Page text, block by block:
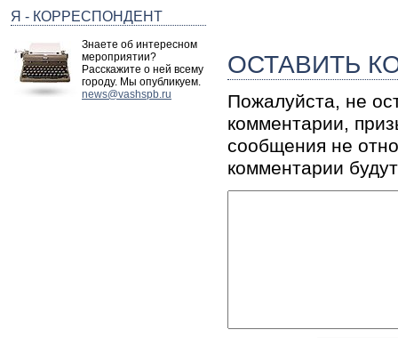
Я - КОРРЕСПОНДЕНТ
Знаете об интересном
мероприятии?
Расскажите о ней всему
городу. Мы опубликуем.
news@vashspb.ru
ОСТАВИТЬ
Пожалуйста, не
комментарии,
сообщения не
комментарии